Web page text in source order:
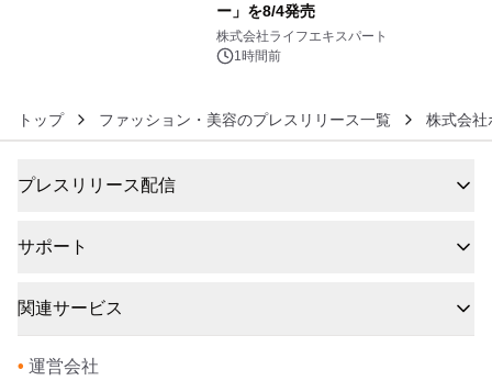
ー」を8/4発売
株式会社ライフエキスパート
1時間前
トップ ファッション・美容のプレスリリース一覧 株式会社
プレスリリース配信
サポート
関連サービス
• 運営会社